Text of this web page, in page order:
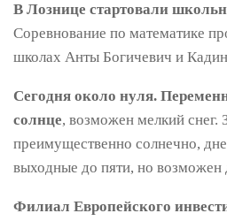
В Лознице стартовали
Соревнование по математике
школах Анты Богичевич и
Сегодня около нуля.
солнце, возможен мелкий снег.
преимущественно солнечно,
выходные до пяти, но возможен
Филиал Европейского